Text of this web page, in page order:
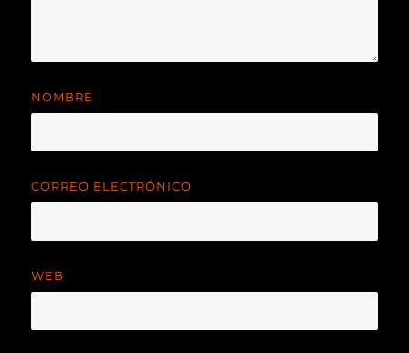
NOMBRE
CORREO ELECTRÓNICO
WEB